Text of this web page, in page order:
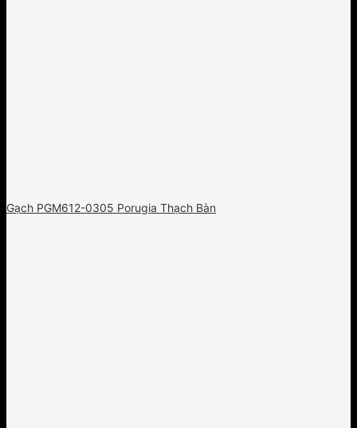
Gạch PGM612-0305 Porugia Thạch Bàn